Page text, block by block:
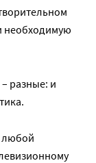
необходимую
разные: и
любой